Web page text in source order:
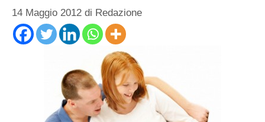
14 Maggio 2012 di Redazione